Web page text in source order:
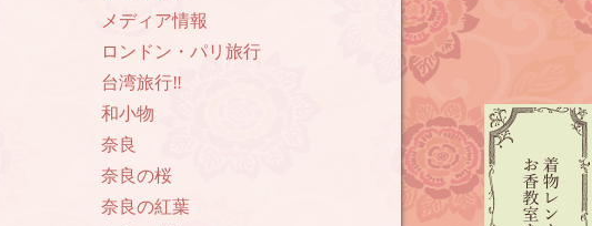
メディア情報
ロンドン・パリ旅行
台湾旅行‼︎
和小物
奈良
奈良の桜
奈良の紅葉